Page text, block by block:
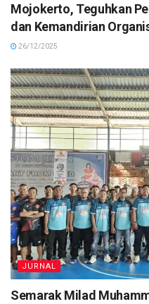
Mojokerto, Teguhkan
dan Kemandirian
26/12/2025
JURNAL
Semarak Milad